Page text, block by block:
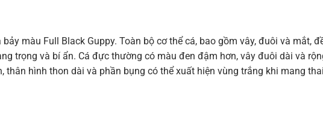
màu Full Black Guppy. Toàn bộ cơ thể cá, bao gồm vây, đuôi và mắt,
trọng và bí ẩn. Cá đực thường có màu đen đậm hơn, vây đuôi dài và
thân hình thon dài và phần bụng có thể xuất hiện vùng trắng khi mang